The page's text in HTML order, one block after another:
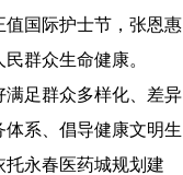
国际护士节，张恩惠
群众生命健康。
足群众多样化、差异
系、倡导健康文明生
永春医药城规划建